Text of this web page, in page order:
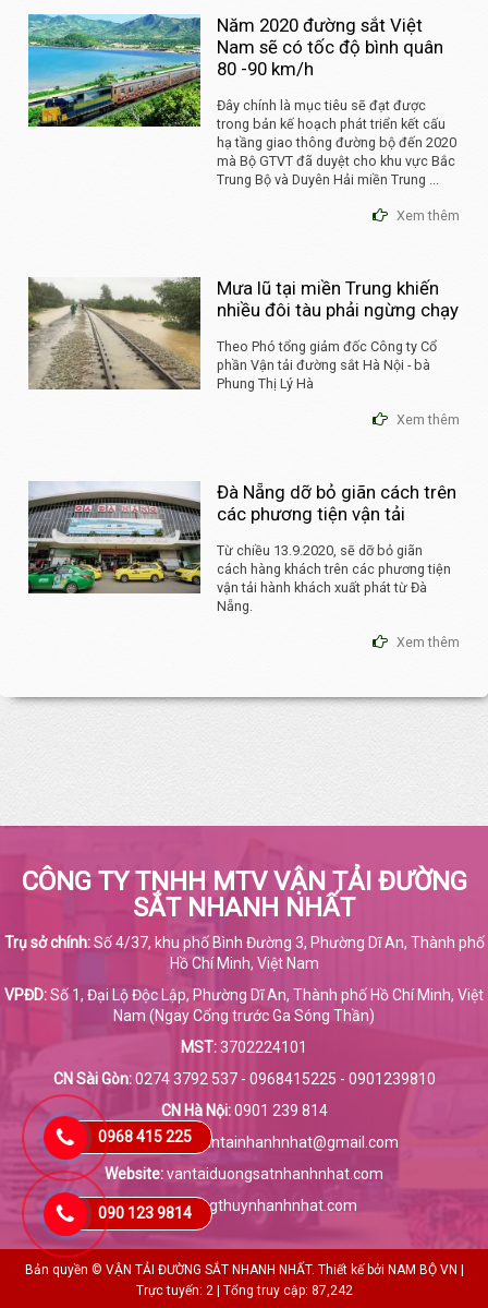
0968 415 225
090 123 9814
Năm 2020 đường sắt Việt
Nam sẽ có tốc độ bình quân
80 -90 km/h
Đây chính là mục tiêu sẽ đạt được
trong bản kế hoạch phát triển kết cấu
hạ tầng giao thông đường bộ đến 2020
mà Bộ GTVT đã duyệt cho khu vực Bắc
Trung Bộ và Duyên Hải miền Trung ...
Xem thêm
Mưa lũ tại miền Trung khiến
nhiều đôi tàu phải ngừng chạy
Theo Phó tổng giảm đốc Công ty Cổ
phần Vận tải đường sắt Hà Nội - bà
Phung Thị Lý Hà
Xem thêm
Đà Nẵng dỡ bỏ giãn cách trên
các phương tiện vận tải
Từ chiều 13.9.2020, sẽ dỡ bỏ giãn
cách hàng khách trên các phương tiện
vận tải hành khách xuất phát từ Đà
Nẵng.
Xem thêm
CÔNG TY TNHH MTV VẬN TẢI ĐƯỜNG
SẮT NHANH NHẤT
Trụ sở chính:Số 4/37, khu phố Bình Đường 3, Phường Dĩ An, Thành phố
Hồ Chí Minh, Việt Nam
VPĐD:Số 1, Đại Lộ Độc Lập, Phường Dĩ An, Thành phố Hồ Chí Minh, Việt
Nam (Ngay Cổng trước Ga Sóng Thần)
MST:3702224101
CN Sài Gòn:0274 3792 537 - 0968415225 - 0901239810
CN Hà Nội:0901 239 814
Email:tuananh.vantainhanhnhat@gmail.com
Website:vantaiduongsatnhanhnhat.com
vantaiduongthuynhanhnhat.com
Bản quyền © VẬN TẢI ĐƯỜNG SẮT NHANH NHẤT. Thiết kế bởi NAM BỘ VN
Trực tuyến: 2 | Tổng truy cập: 87,242